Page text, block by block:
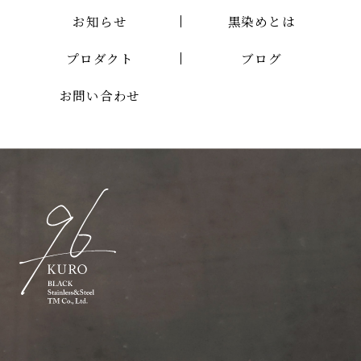
お知らせ 黒染めとは
プロダクト ブログ
お問い合わせ